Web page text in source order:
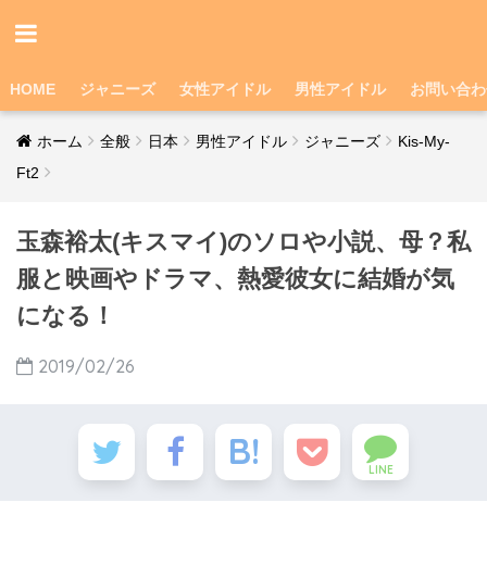
HOME ジャニーズ 女性アイドル 男性アイドル お問い合
ホーム 全般 日本 男性アイドル ジャニーズ
Kis-My-
Ft2
玉森裕太(キスマイ)のソロや小説、母？私
服と映画やドラマ、熱愛彼女に結婚が気
になる！
2019/02/26
LINE